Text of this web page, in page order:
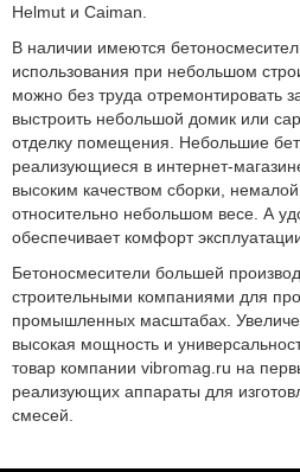
Helmut и Caiman.
В наличии имеются
использования при небольшом
можно без труда отремонтировать
выстроить небольшой домик или
отделку помещения. Небольшие
реализующиеся в интернет-
высоким качеством сборки,
относительно небольшом весе. А
обеспечивает комфорт
Бетоносмесители большей
строительными компаниями для
промышленных масштабах.
высокая мощность и
товар компании vibromag.ru на
реализующих аппараты для
смесей.